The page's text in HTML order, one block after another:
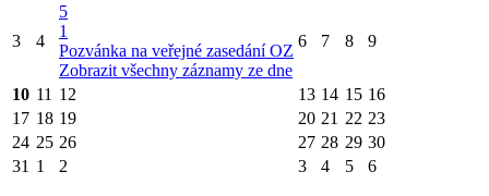
3 4
5
1
Pozvánka na veřejné zasedání OZ
Zobrazit všechny záznamy ze dne
6 7 8 9
10 11 12 13 14 15 16
17 18 19 20 21 22 23
24 25 26 27 28 29 30
31 1 2 3 4 5 6